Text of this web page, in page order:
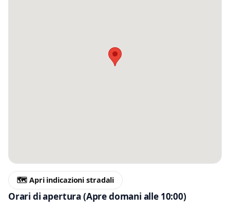
🗺️ Apri indicazioni stradali
Orari di apertura(Apre domani alle 10:00)